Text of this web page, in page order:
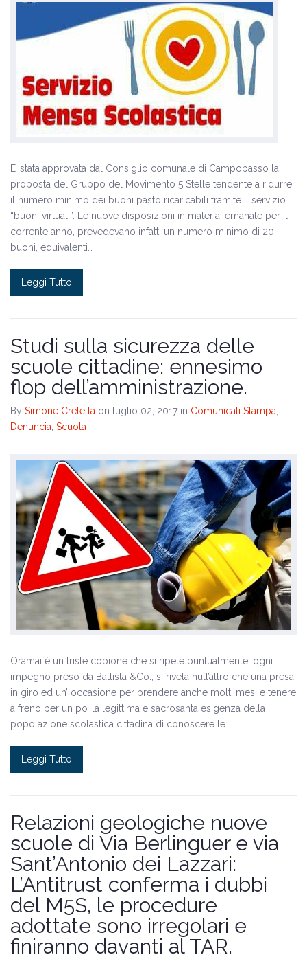
E’ stata approvata dal Consiglio comunale di Campobasso la
proposta del Gruppo del Movimento 5 Stelle tendente a ridurre
il numero minimo dei buoni pasto ricaricabili tramite il servizio
“buoni virtuali”. Le nuove disposizioni in materia, emanate per il
corrente anno, prevedevano infatti un numero minimo di 20
buoni, equivalenti…
Leggi Tutto
Studi sulla sicurezza delle
scuole cittadine: ennesimo
flop dell’amministrazione.
By Simone Cretella on luglio 02, 2017 in Comunicati Stampa
Denuncia Scuola
Oramai è un triste copione che si ripete puntualmente, ogni
impegno preso da Battista &Co., si rivela null’altro che una presa
in giro ed un’ occasione per prendere anche molti mesi e tenere
a freno per un po’ la legittima e sacrosanta esigenza della
popolazione scolastica cittadina di conoscere le…
Leggi Tutto
Relazioni geologiche nuove
scuole di Via Berlinguer e via
Sant’Antonio dei Lazzari:
L’Antitrust conferma i dubbi
del M5S, le procedure
adottate sono irregolari e
finiranno davanti al TAR.